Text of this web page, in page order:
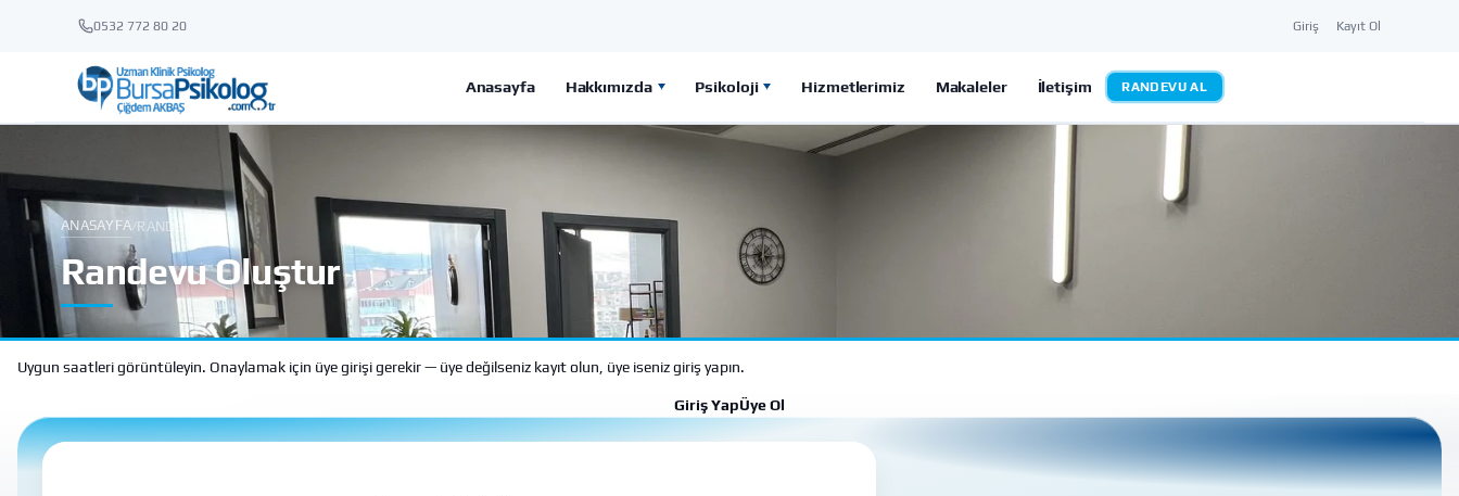
0532 772 80 20 Giriş Kayıt Ol
Anasayfa Hakkımızda Psikoloji Hizmetlerimiz Makaleler İletişim RANDEVU AL
ANASAYFA /RANDEVU
Randevu Oluştur
Uygun saatleri görüntüleyin. Onaylamak için üye girişi gerekir — üye değilseniz kayıt olun, üye iseniz giriş yapın.
Giriş YapÜye Ol